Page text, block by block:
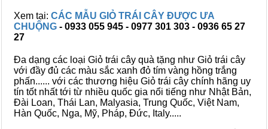
Xem tại: CÁC MẪU GIỎ TRÁI CÂY ĐƯỢC ƯA
CHUỘNG - 0933 055 945 - 0977 301 303 - 0936 65 27
27
Đa dạng các loại Giỏ trái cây quà tặng như Giỏ trái cây
với đầy đủ các màu sắc xanh đỏ tím vàng hồng trắng
phấn...... với các thương hiệu Giỏ trái cây chính hãng uy
tín tốt nhất tới từ nhiều quốc gia nổi tiếng như Nhật Bản,
Đài Loan, Thái Lan, Malyasia, Trung Quốc, Việt Nam,
Hàn Quốc, Nga, Mỹ, Pháp, Đức, Italy.....